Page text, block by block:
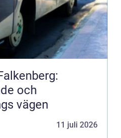
och
vägen
11 juli 2026